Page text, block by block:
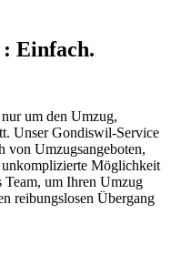
Einfach.
um den Umzug,
Unser Gondiswil-Service
von Umzugsangeboten,
unkomplizierte Möglichkeit
Team, um Ihren Umzug
reibungslosen Übergang